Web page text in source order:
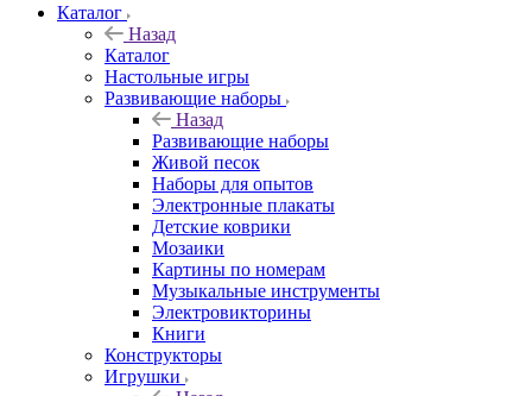
Каталог
Назад
Каталог
Настольные игры
Развивающие наборы
Назад
Развивающие наборы
Живой песок
Наборы для опытов
Электронные плакаты
Детские коврики
Мозаики
Картины по номерам
Музыкальные инструменты
Электровикторины
Книги
Конструкторы
Игрушки